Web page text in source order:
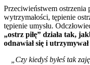
Przeciwieństwem ostrzenia
wytrzymałości, tępienie
tępienie umysłu.
„ostrz piłę” działa tak,
odnawiał się i
„Czy kiedyś byłeś tak